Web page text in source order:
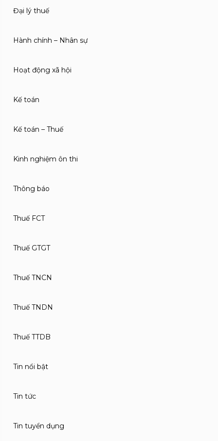
Đại lý thuế
Hành chính – Nhân sự
Hoạt động xã hội
Kế toán
Kế toán – Thuế
Kinh nghiệm ôn thi
Thông báo
Thuế FCT
Thuế GTGT
Thuế TNCN
Thuế TNDN
Thuế TTDB
Tin nổi bật
Tin tức
Tin tuyển dụng